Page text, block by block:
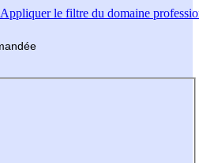
Appliquerle filtre du domaine